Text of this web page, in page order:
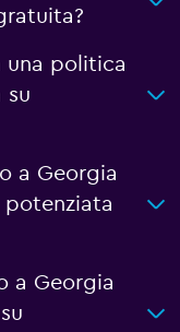
una politica
su
a Georgia
potenziata
a Georgia